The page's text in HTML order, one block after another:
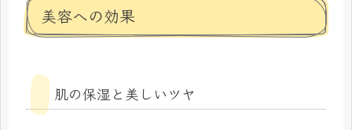
美容への効果
肌の保湿と美しいツヤ